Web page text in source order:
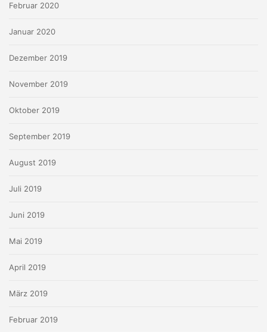
Februar 2020
Januar 2020
Dezember 2019
November 2019
Oktober 2019
September 2019
August 2019
Juli 2019
Juni 2019
Mai 2019
April 2019
März 2019
Februar 2019